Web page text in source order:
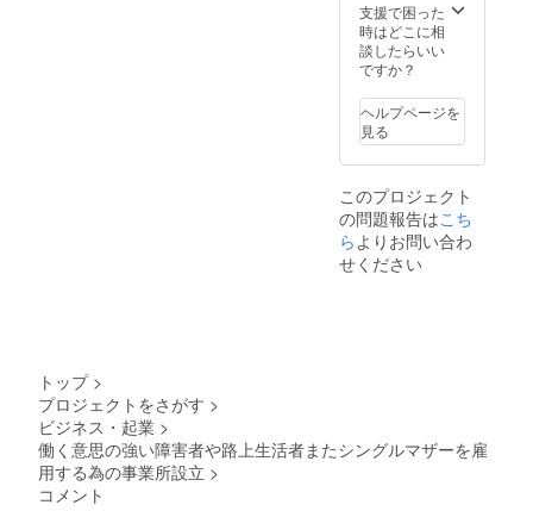
支援で困った
時はどこに相
談したらいい
ですか？
ヘルプページを
見る
このプロジェクト
の問題報告はこち
らよりお問い合わ
せください
トップ >
プロジェクトをさがす >
ビジネス・起業 >
働く意思の強い障害者や路上生活者またシングルマザーを雇
用する為の事業所設立 >
コメント